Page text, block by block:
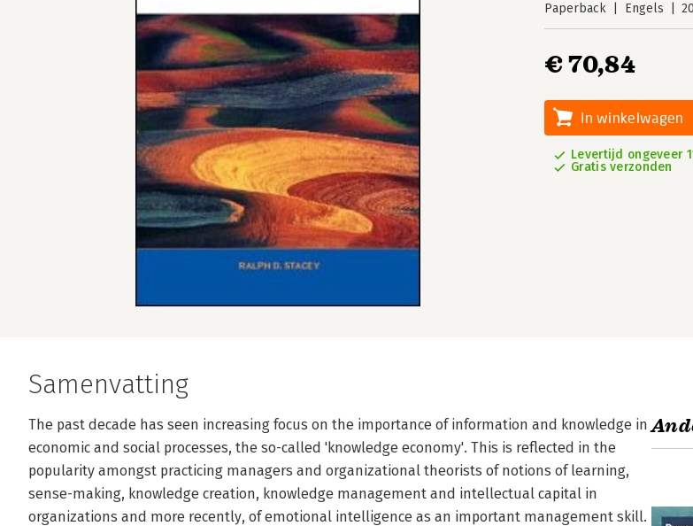
Paperback Engels
€ 70,84
In winkelwagen
Levertijd ongeveer
Gratis verzonden
Samenvatting
The past decade has seen increasing focus on the importance of information and knowledge in
economic and social processes, the so-called 'knowledge economy'. This is reflected in the
popularity amongst practicing managers and organizational theorists of notions of learning,
sense-making, knowledge creation, knowledge management and intellectual capital in
organizations and more recently, of emotional intelligence as an important management skill.